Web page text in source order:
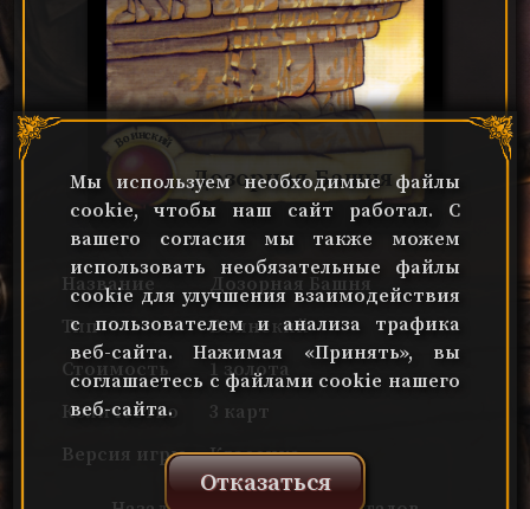
Дозорная Башня
Воинский
Название
Дозорная Башня
Тип
Воинский
Стоимость
1 золота
Количество
3 карт
Версия игры
Классика
Мы используем необходимые файлы
cookie, чтобы наш сайт работал. С
вашего согласия мы также можем
использовать необязательные файлы
cookie для улучшения взаимодействия
с пользователем и анализа трафика
веб-сайта. Нажимая «Принять», вы
соглашаетесь с файлами cookie нашего
веб-сайта.
Отказаться